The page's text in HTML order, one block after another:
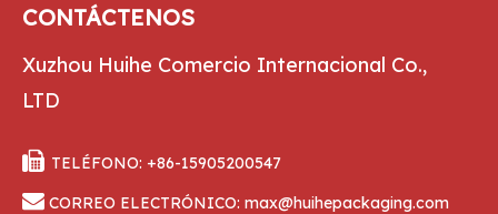
CONTÁCTENOS
Xuzhou Huihe Comercio Internacional Co.,
LTD
 TELÉFONO: +86-15905200547
 CORREO ELECTRÓNICO: max@huihepackaging.com